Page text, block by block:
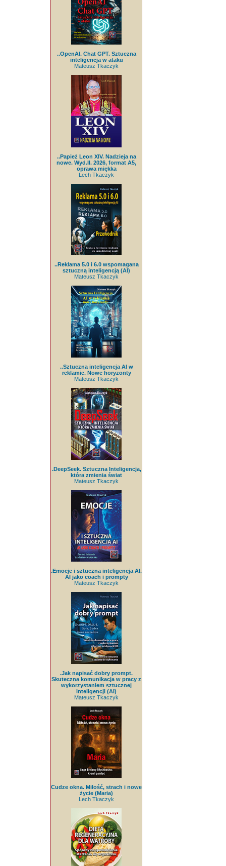
..OpenAI. Chat GPT. Sztuczna
inteligencja w ataku
Mateusz Tkaczyk
..Papież Leon XIV. Nadzieja na
nowe. Wyd.II. 2026, format A5,
oprawa miękka
Lech Tkaczyk
..Reklama 5.0 i 6.0 wspomagana
sztuczną inteligencją (AI)
Mateusz Tkaczyk
..Sztuczna inteligencja AI w
reklamie. Nowe horyzonty
Mateusz Tkaczyk
.DeepSeek. Sztuczna Inteligencja,
która zmienia świat
Mateusz Tkaczyk
.Emocje i sztuczna inteligencja AI.
AI jako coach i prompty
Mateusz Tkaczyk
.Jak napisać dobry prompt.
Skuteczna komunikacja w pracy z
wykorzystaniem sztucznej
inteligencji (AI)
Mateusz Tkaczyk
Cudze okna. Miłość, strach i nowe
życie (Maria)
Lech Tkaczyk